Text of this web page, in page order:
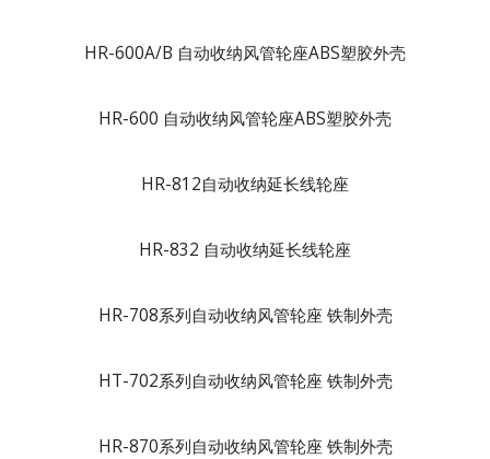
HR-600A/B 自动收纳风管轮座ABS塑胶外壳
HR-600 自动收纳风管轮座ABS塑胶外壳
HR-812自动收纳延长线轮座
HR-832 自动收纳延长线轮座
HR-708系列自动收纳风管轮座 铁制外壳
HT-702系列自动收纳风管轮座 铁制外壳
HR-870系列自动收纳风管轮座 铁制外壳